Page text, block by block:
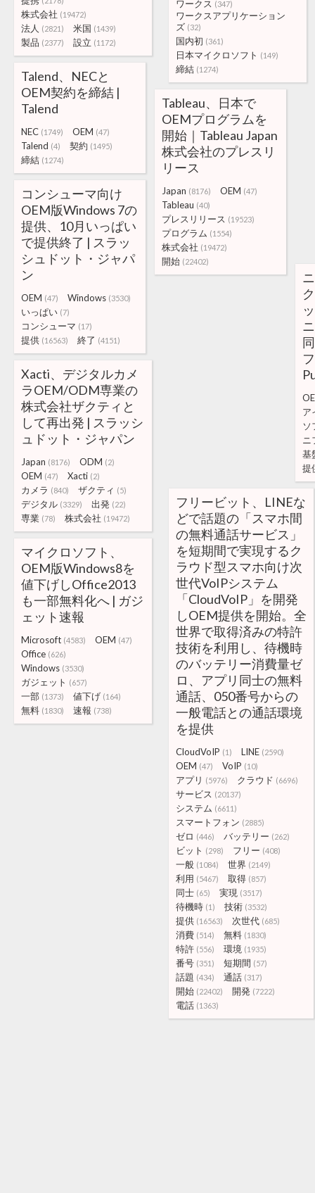
株式会社 (19472)
法人 (2821) 米国 (1439)
製品 (2377) 設立 (1172)
ワークス (347)
ワークスアプリケーション
ズ (32)
国内初 (361)
日本マイクロソフト (149)
締結 (1274)
Talend、NECと
OEM契約を締結 |
Talend
NEC (1749) OEM (47)
Talend (4) 契約 (1495)
締結 (1274)
Tableau、日本で
OEMプログラムを
開始｜Tableau Japan
株式会社のプレスリ
リース
Japan (8176) OEM (47)
Tableau (40)
プレスリリース (19523)
プログラム (1554)
株式会社 (19472)
開始 (22402)
コンシューマ向け
OEM版Windows 7の
提供、10月いっぱい
で提供終了 | スラッ
シュドット・ジャパ
ン
OEM (47) Windows (3530)
いっぱい (7)
コンシューマ (17)
提供 (16563) 終了 (4151)
ア
ソ
ニ
基
提
Xacti、デジタルカメ
ラOEM/ODM専業の
株式会社ザクティと
して再出発 | スラッシ
ュドット・ジャパン
Japan (8176) ODM (2)
OEM (47) Xacti (2)
カメラ (840) ザクティ (5)
デジタル (3329) 出発 (22)
専業 (78) 株式会社 (19472)
フリービット、LINEな
どで話題の「スマホ間
の無料通話サービス」
を短期間で実現するク
ラウド型スマホ向け次
世代VoIPシステム
「CloudVoIP」を開発
しOEM提供を開始。全
世界で取得済みの特許
技術を利用し、待機時
のバッテリー消費量ゼ
ロ、アプリ同士の無料
通話、050番号からの
一般電話との通話環境
を提供
CloudVoIP (1) LINE (2590)
OEM (47) VoIP (10)
アプリ (5976) クラウド (6696)
サービス (20137)
システム (6611)
スマートフォン (2885)
ゼロ (446) バッテリー (262)
ビット (298) フリー (408)
一般 (1084) 世界 (2149)
利用 (5467) 取得 (857)
同士 (65) 実現 (3517)
待機時 (1) 技術 (3532)
提供 (16563) 次世代 (685)
消費 (514) 無料 (1830)
特許 (556) 環境 (1935)
番号 (351) 短期間 (57)
話題 (434) 通話 (317)
開始 (22402) 開発 (7222)
電話 (1363)
マイクロソフト、
OEM版Windows8を
値下げしOffice2013
も一部無料化へ | ガジ
ェット速報
Microsoft (4583) OEM (47)
Office (626)
Windows (3530)
ガジェット (657)
一部 (1373) 値下げ (164)
無料 (1830) 速報 (738)